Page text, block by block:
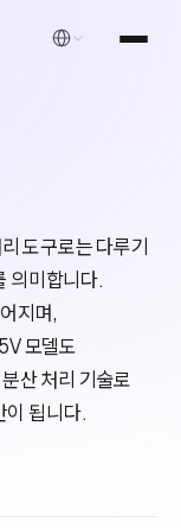
한국어
도구로는 다루기
의미합니다.
지며,
모델도
산 처리 기술로
이 됩니다.